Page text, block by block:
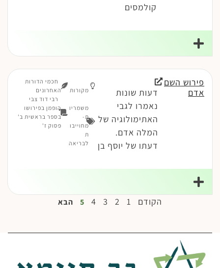
קולמסים
פירוש השם
אדם
דעות שונות
נאמרו לגבי
האתימולוגיה של
המלה אדם.
דעתו של יוסף בן
מקורות
משמריו
ת-
מחוייבו
ת
לבריאה
חכמי הדורות
האחרונים
רבי דוד צבי
הופמן בפירושו
בספר בראשית ב'
פסוק ז'
הקודם 1
2
3
4
5 הבא